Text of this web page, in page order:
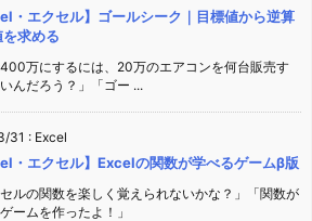
・エクセル】ゴールシーク｜目標値から逆算
を求める
400万にするには、20万のエアコンを何台販売す
んだろう？」「ゴー ...
31 : Excel
・エクセル】Excelの関数が学べるゲームβ版
セルの関数を楽しく覚えられないかな？」「関数が
ームを作ったよ！」